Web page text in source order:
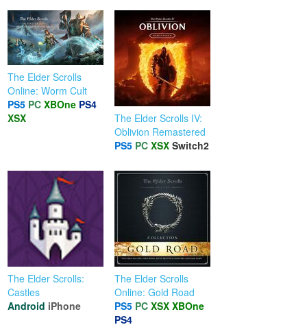
The Elder Scrolls
Online: Worm Cult
PS5 PC XBOne PS4
XSX
The Elder Scrolls IV:
Oblivion Remastered
PS5 PC XSX Switch2
The Elder Scrolls:
Castles
Android iPhone
The Elder Scrolls
Online: Gold Road
PS5 PC XSX XBOne
PS4